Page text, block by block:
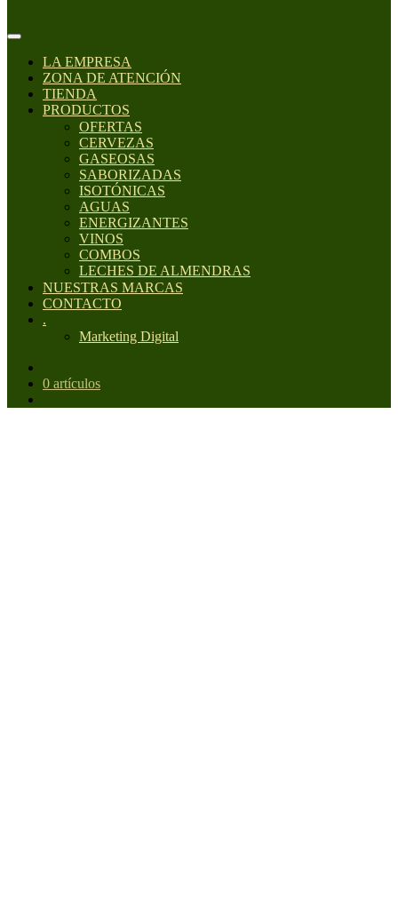
LA EMPRESA
ZONA DE ATENCIÓN
TIENDA
PRODUCTOS
OFERTAS
CERVEZAS
GASEOSAS
SABORIZADAS
ISOTÓNICAS
AGUAS
ENERGIZANTES
VINOS
COMBOS
LECHES DE ALMENDRAS
NUESTRAS MARCAS
CONTACTO
.
Marketing Digital
0 artículos